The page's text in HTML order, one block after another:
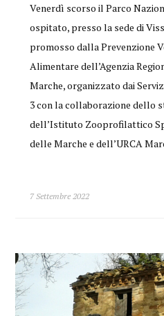
Venerdì scorso il Parco
ospitato, presso la sede di
promosso dalla Prevenzione
Alimentare dell’Agenzia
Marche, organizzato dai
3 con la collaborazione dello
dell’Istituto Zooprofilattico
delle Marche e dell’URCA
7 Settembre 2022